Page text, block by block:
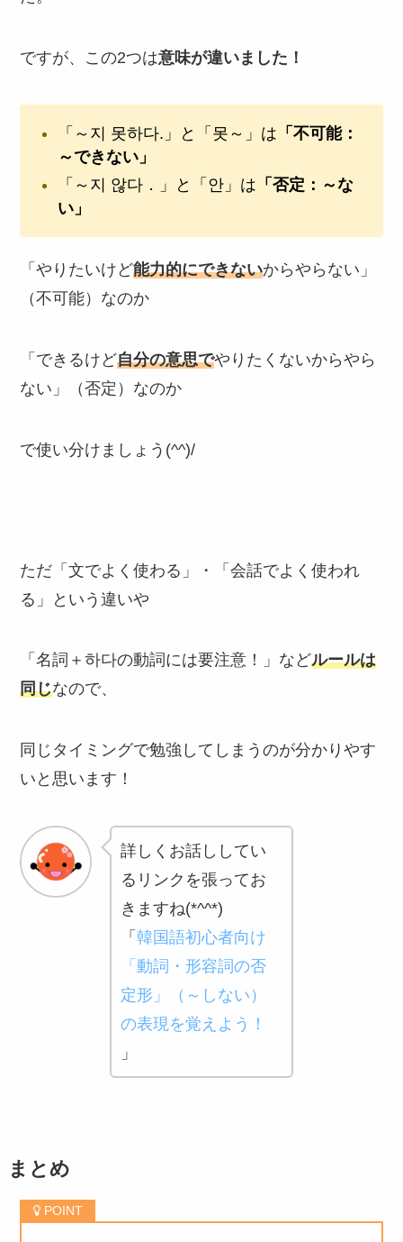
ですが、この2つは意味が違いました！
「～지 못하다.」と「못～」は 「不可能：
～できない」
「～지 않다．」と「안」は 「否定：～な
い」
「やりたいけど能力的にできないからやらない」
（不可能）なのか
「できるけど自分の意思でやりたくないからやら
ない」（否定）なのか
で使い分けましょう(^^)/
ただ「文でよく使わる」・「会話でよく使われ
る」という違いや
「名詞＋하다の動詞には要注意！」などルールは
同じなので、
同じタイミングで勉強してしまうのが分かりやす
いと思います！
詳しくお話ししてい
るリンクを張ってお
きますね(*^^*)
「韓国語初心者向け
「動詞・形容詞の否
定形」（～しない）
の表現を覚えよう！
」
まとめ